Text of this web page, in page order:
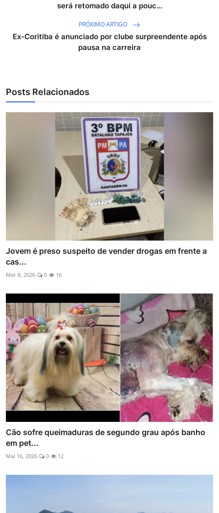
será retomado daqui a pouc...
PRÓXIMO ARTIGO
Ex-Coritiba é anunciado por clube surpreendente após
pausa na carreira
Posts Relacionados
Jovem é preso suspeito de vender drogas em frente a
cas...
Mar 8, 2026 0 16
Cão sofre queimaduras de segundo grau após banho
em pet...
Mai 16, 2026 0 12